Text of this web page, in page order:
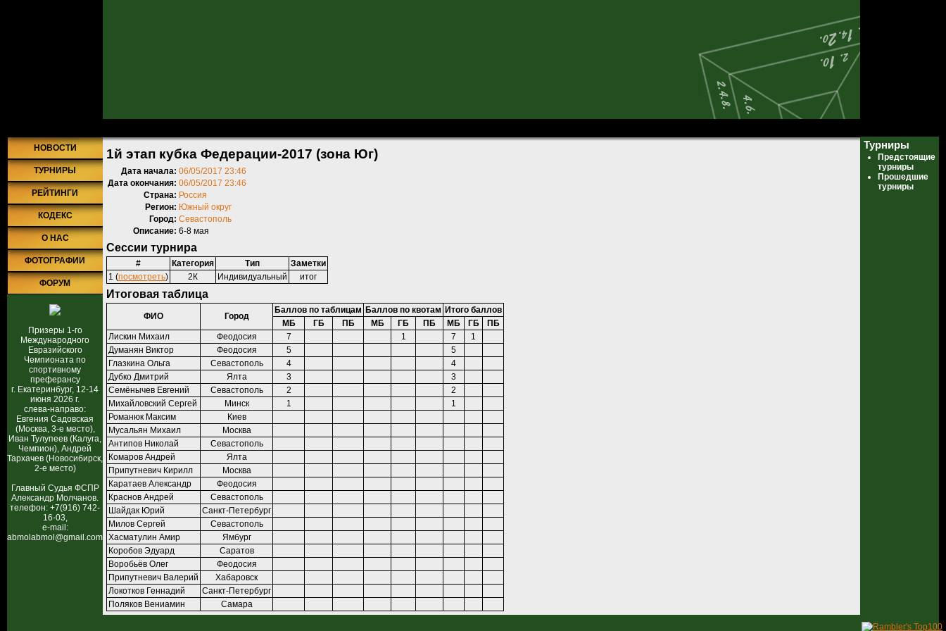
НОВОСТИ
ТУРНИРЫ
РЕЙТИНГИ
КОДЕКС
О НАС
ФОТОГРАФИИ
ФОРУМ
Призеры 1-го
Международного
Евразийского
Чемпионата по
спортивному
преферансу
г. Екатеринбург, 12-14
июня 2026 г.
слева-направо:
Евгения Садовская
(Москва, 3-е место),
Иван Тулупеев (Калуга,
Чемпион), Андрей
Тархачев (Новосибирск,
2-е место)
Главный Судья ФСПР
Александр Молчанов.
телефон: +7(916) 742-
16-03,
e-mail:
abmolabmol@gmail.com
1й этап кубка Федерации-2017 (зона Юг)
Дата начала: 06/05/2017 23:46
Дата окончания: 06/05/2017 23:46
Страна: Россия
Регион: Южный округ
Город: Севастополь
Описание: 6-8 мая
Сессии турнира
# Категория Тип
Заметки
1 (посмотреть) 2К Индивидуальный итог
Итоговая таблица
ФИО Город
Баллов по таблицам Баллов по квотам Итого баллов
МБ
ГБ ПБ МБ ГБ ПБ МБ ГБ
ПБ
Лискин Михаил
Феодосия 7 1 7
1
Думанян Виктор
Феодосия 5
5
Глазкина Ольга
Севастополь 4
4
Дубко Дмитрий
Ялта 3
3
Семёнычев Евгений
Севастополь 2
2
Михайловский Сергей
Минск 1
1
Романюк Максим
Киев
Мусальян Михаил
Москва
Антипов Николай
Севастополь
Комаров Андрей
Ялта
Припутневич Кирилл
Москва
Каратаев Александр
Феодосия
Краснов Андрей
Севастополь
Шайдак Юрий
Санкт-Петербург
Милов Сергей
Севастополь
Хасматулин Амир
Ямбург
Коробов Эдуард
Саратов
Воробьёв Олег
Феодосия
Припутневич Валерий
Хабаровск
Локотков Геннадий
Санкт-Петербург
Поляков Вениамин
Самара
Турниры
Предстоящие
турниры
Прошедшие
турниры